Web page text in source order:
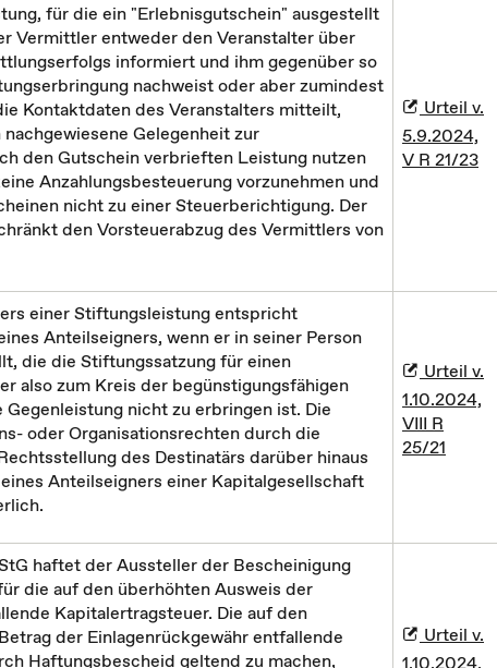
für die ein "Erlebnisgutschein" ausgestellt
Vermittler entweder den Veranstalter über
informiert und ihm gegenüber so
nachweist oder aber zumindest
Kontaktdaten des Veranstalters mitteilt,
Gelegenheit zur
den Gutschein verbrieften Leistung nutzen
Anzahlungsbesteuerung vorzunehmen und
nicht zu einer Steuerberichtigung. Der
den Vorsteuerabzug des Vermittlers von
Urteil v.
5.9.2024,
V R 21/23
einer Stiftungsleistung entspricht
Anteilseigners, wenn er in seiner Person
die die Stiftungssatzung für einen
also zum Kreis der begünstigungsfähigen
Gegenleistung nicht zu erbringen ist. Die
oder Organisationsrechten durch die
des Destinatärs darüber hinaus
Anteilseigners einer Kapitalgesellschaft
Urteil v.
1.10.2024,
VIII R
25/21
haftet der Aussteller der Bescheinigung
die auf den überhöhten Ausweis der
Kapitalertragsteuer. Die auf den
der Einlagenrückgewähr entfallende
Haftungsbescheid geltend zu machen,
Urteil v.
1.10.2024,